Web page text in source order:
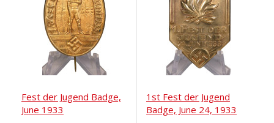
Fest der Jugend Badge,
June 1933
1st Fest der Jugend
Badge, June 24, 1933